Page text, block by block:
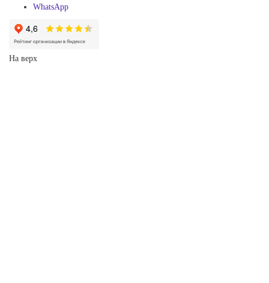
WhatsApp
На верх